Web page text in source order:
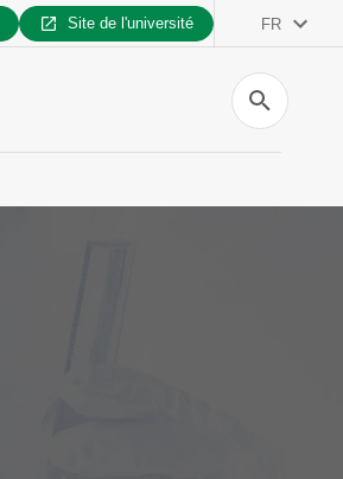
Site de l'université FR
Recherche